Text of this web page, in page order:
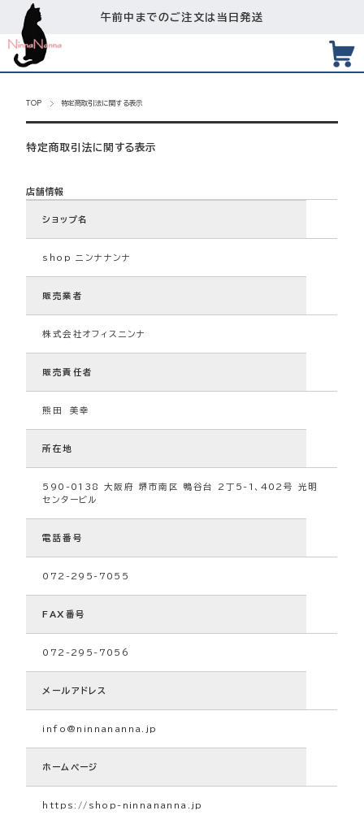
午前中までのご注文は当日発送
TOP 特定商取引法に関する表示
特定商取引法に関する表示
店舗情報
ショップ名
shop ニンナナンナ
販売業者
株式会社オフィスニンナ
販売責任者
熊田 美幸
所在地
590-0138 大阪府 堺市南区 鴨谷台 2丁5-1、402号 光明
センタービル
電話番号
072-295-7055
FAX番号
072-295-7056
メールアドレス
info@ninnananna.jp
ホームページ
https://shop-ninnananna.jp